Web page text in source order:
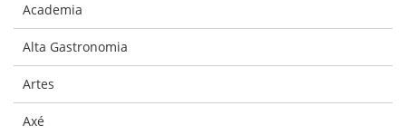
Academia
Alta Gastronomia
Artes
Axé